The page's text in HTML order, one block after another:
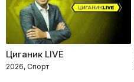
Циганик LIVE
2026, Спорт